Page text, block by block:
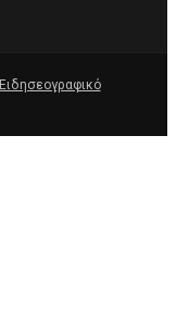
Ειδησεογραφικό